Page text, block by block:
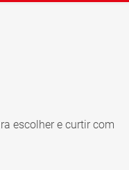
escolher e curtir com